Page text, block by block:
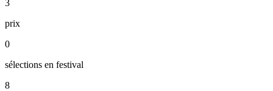
3
prix
0
sélections en festival
8